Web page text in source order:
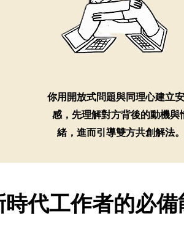
你用開放式問題與同理心建立
感，先理解對方背後的動機與
緒，進而引導雙方共創解法。
代工作者的必